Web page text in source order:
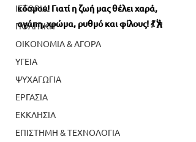
ΙΣΤΟΡΙΑ
ΠΟΛΙΤΙΚΗ
ΟΙΚΟΝΟΜΙΑ & ΑΓΟΡΑ
ΥΓΕΙΑ
ΨΥΧΑΓΩΓΙΑ
ΕΡΓΑΣΙΑ
ΕΚΚΛΗΣΙΑ
ΕΠΙΣΤΗΜΗ & ΤΕΧΝΟΛΟΓΙΑ
κόσμου! Γιατί η ζωή μας θέλει χαρά,
αγάπη, χρώμα, ρυθμό και φίλους! 💃🕺